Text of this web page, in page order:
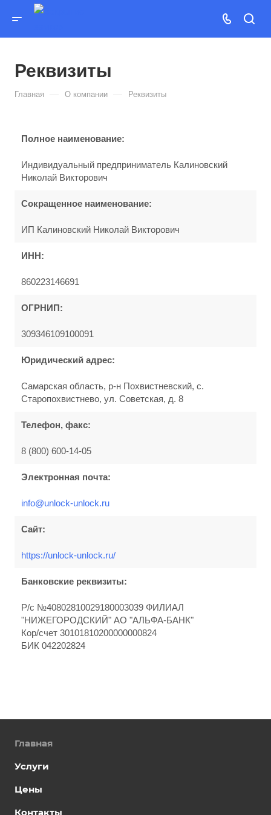
Реквизиты
Главная — О компании — Реквизиты
Полное наименование:
Индивидуальный предприниматель Калиновский
Николай Викторович
Сокращенное наименование:
ИП Калиновский Николай Викторович
ИНН:
860223146691
ОГРНИП:
309346109100091
Юридический адрес:
Самарская область, р-н Похвистневский, с.
Старопохвистнево, ул. Советская, д. 8
Телефон, факс:
8 (800) 600-14-05
Электронная почта:
info@unlock-unlock.ru
Сайт:
https://unlock-unlock.ru/
Банковские реквизиты:
Р/с №40802810029180003039 ФИЛИАЛ
"НИЖЕГОРОДСКИЙ" АО "АЛЬФА-БАНК"
Кор/счет 30101810200000000824
БИК 042202824
Главная
Услуги
Цены
Контакты